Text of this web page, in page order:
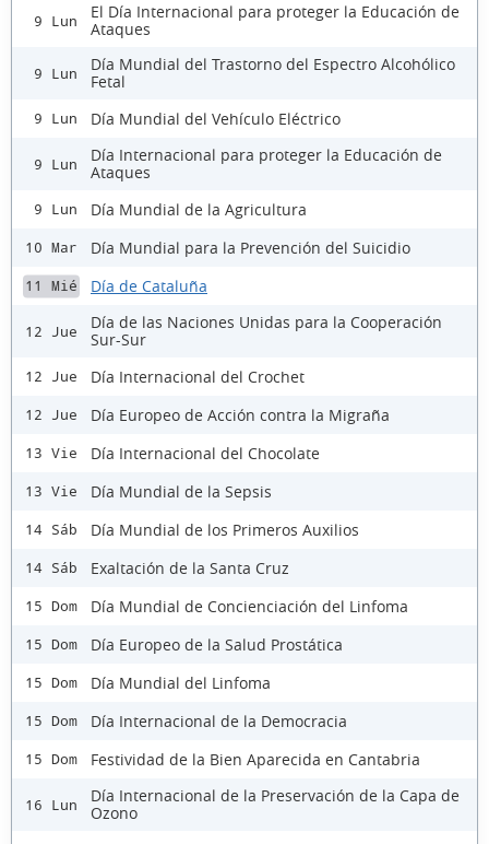
9 Lun
El Día Internacional para proteger la Educación de
Ataques
9 Lun
Día Mundial del Trastorno del Espectro Alcohólico
Fetal
9 Lun Día Mundial del Vehículo Eléctrico
9 Lun
Día Internacional para proteger la Educación de
Ataques
9 Lun Día Mundial de la Agricultura
10 Mar Día Mundial para la Prevención del Suicidio
11 Mié Día de Cataluña
12 Jue
Día de las Naciones Unidas para la Cooperación
Sur-Sur
12 Jue Día Internacional del Crochet
12 Jue Día Europeo de Acción contra la Migraña
13 Vie Día Internacional del Chocolate
13 Vie Día Mundial de la Sepsis
14 Sáb Día Mundial de los Primeros Auxilios
14 Sáb Exaltación de la Santa Cruz
15 Dom Día Mundial de Concienciación del Linfoma
15 Dom Día Europeo de la Salud Prostática
15 Dom Día Mundial del Linfoma
15 Dom Día Internacional de la Democracia
15 Dom Festividad de la Bien Aparecida en Cantabria
16 Lun
Día Internacional de la Preservación de la Capa de
Ozono